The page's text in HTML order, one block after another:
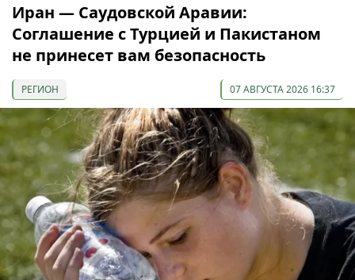
Иран — Саудовской Аравии:
Соглашение с Турцией и Пакистаном
не принесет вам безопасность
РЕГИОН 07 АВГУСТА 2026 16:37